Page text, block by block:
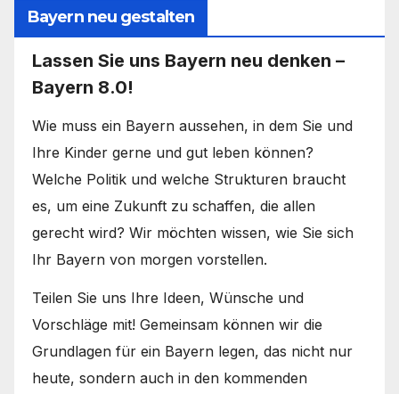
Bayern neu gestalten
Lassen Sie uns Bayern neu denken –
Bayern 8.0!
Wie muss ein Bayern aussehen, in dem Sie und
Ihre Kinder gerne und gut leben können?
Welche Politik und welche Strukturen braucht
es, um eine Zukunft zu schaffen, die allen
gerecht wird? Wir möchten wissen, wie Sie sich
Ihr Bayern von morgen vorstellen.
Teilen Sie uns Ihre Ideen, Wünsche und
Vorschläge mit! Gemeinsam können wir die
Grundlagen für ein Bayern legen, das nicht nur
heute, sondern auch in den kommenden